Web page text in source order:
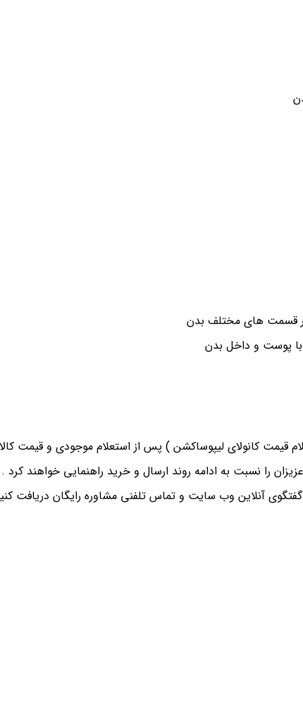
در قسمت های مختلف بدن
پوست و داخل بدن
قیمت کانولای لیپوساکشن ) پس از استعلام موجودی و قیمت
را نسبت به ادامه روند ارسال و خرید راهنمایی خواهند کرد
آنلاین وب سایت و تماس تلفنی مشاوره رایگان دریافت